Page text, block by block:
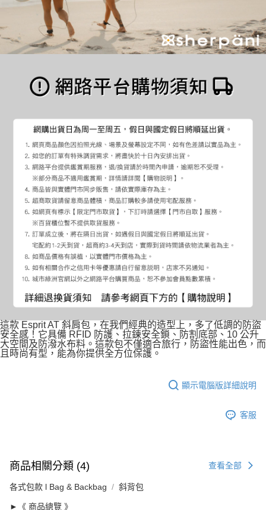
這款 Esprit AT 斜肩包，在我們經典的造型上，多了低調的防盜
安全感！它具備 RFID 防護、拉鍊安全鎖、防割底部、10 公升
大空間及防潑水布料。這款包不僅適合旅行，防盜性能出色，而
且時尚有型，能為你提供全方位保護。
顯示電腦版詳細說明
客服
商品相關分類 (4) 查看全部
各式包款 l Bag & Backbag 斜背包
►《 商品總覽 》